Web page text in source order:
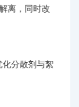
离，同时改
分散剂与絮